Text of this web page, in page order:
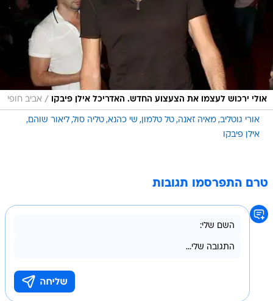
אולי ירכוש לעצמו את הצעצוע החדש. האדריכל אילן פיבקו / אביב חופי
אורי גוטליב מאיה זאנה טל טלמון שי כהנא טליה סול ליאור שוהם
אילן פיבקו
טרם התפרסמו תגובות